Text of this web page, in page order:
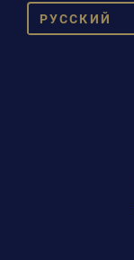
PУССКИЙ